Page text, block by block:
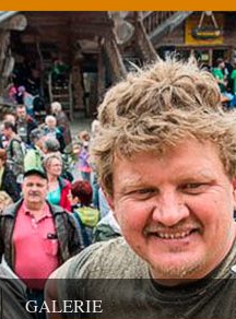
GALERIE